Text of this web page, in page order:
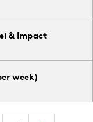
& Impact
week)